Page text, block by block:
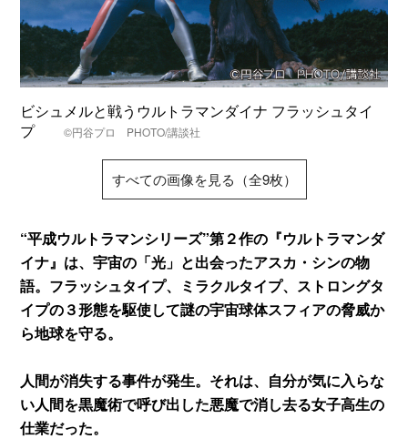
ビシュメルと戦うウルトラマンダイナ フラッシュタイ
プ©円谷プロ PHOTO/講談社
すべての画像を見る（全9枚）
“平成ウルトラマンシリーズ”第２作の『ウルトラマンダ
イナ』は、宇宙の「光」と出会ったアスカ・シンの物
語。フラッシュタイプ、ミラクルタイプ、ストロングタ
イプの３形態を駆使して謎の宇宙球体スフィアの脅威か
ら地球を守る。
人間が消失する事件が発生。それは、自分が気に入らな
い人間を黒魔術で呼び出した悪魔で消し去る女子高生の
仕業だった。